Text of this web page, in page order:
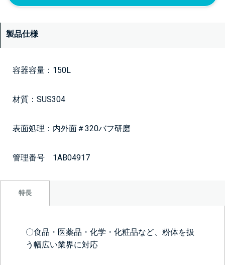
製品仕様
容器容量：150L
材質：SUS304
表面処理：内外面＃320バフ研磨
管理番号 1AB04917
特長
〇食品・医薬品・化学・化粧品など、粉体を扱
う幅広い業界に対応